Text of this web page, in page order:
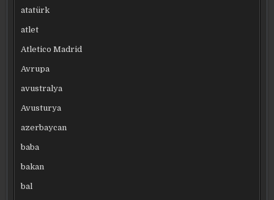
atatürk
atlet
Atletico Madrid
Avrupa
avustralya
Avusturya
azerbaycan
baba
bakan
bal